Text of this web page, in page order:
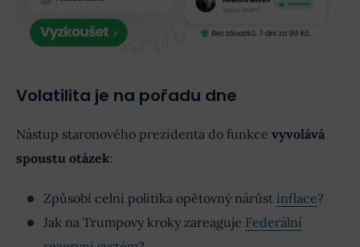
Volatilita je na pořadu dne
Nástup staronového prezidenta do funkce vyvolává
spoustu otázek:
Způsobí celní politika opětovný nárůst inflace?
Jak na Trumpovy kroky zareaguje Federální